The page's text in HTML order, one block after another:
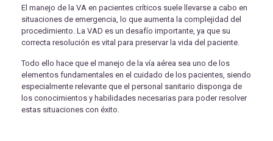
El manejo de la VA en pacientes críticos suele llevarse a cabo en
situaciones de emergencia, lo que aumenta la complejidad del
procedimiento. La VAD es un desafío importante, ya que su
correcta resolución es vital para preservar la vida del paciente.
Todo ello hace que el manejo de la vía aérea sea uno de los
elementos fundamentales en el cuidado de los pacientes, siendo
especialmente relevante que el personal sanitario disponga de
los conocimientos y habilidades necesarias para poder resolver
estas situaciones con éxito.